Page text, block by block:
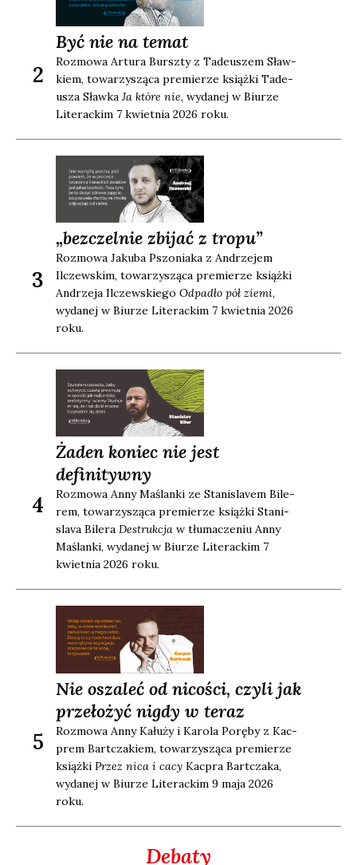
2
Być nie na temat
Roz­mo­wa Artu­ra Bursz­ty z Tade­uszem Sław­
kiem, towa­rzy­szą­ca pre­mie­rze książ­ki Tade­
usza Sław­ka Ja któ­re nie, wyda­nej w Biu­rze
Lite­rac­kim 7 kwiet­nia 2026 roku.
3
„bezczelnie zbijać z tropu”
Roz­mo­wa Jaku­ba Pszo­nia­ka z Andrze­jem
Ilczew­skim, towa­rzy­szą­ca pre­mie­rze książ­ki
Andrze­ja Ilczew­skie­go Odpa­dło pół zie­mi,
wyda­nej w Biu­rze Lite­rac­kim 7 kwiet­nia 2026
roku.
4
Żaden koniec nie jest
definitywny
Roz­mo­wa Anny Maślan­ki ze Sta­ni­sla­vem Bile­
rem, towa­rzy­szą­ca pre­mie­rze książ­ki Sta­ni­
sla­va Bile­ra Destruk­cja w tłu­ma­cze­niu Anny
Maślan­ki, wyda­nej w Biu­rze Lite­rac­kim 7
kwiet­nia 2026 roku.
5
Nie oszaleć od nicości, czyli jak
przełożyć nigdy w teraz
Roz­mo­wa Anny Kału­ży i Karo­la Porę­by z Kac­
prem Bart­cza­kiem, towa­rzy­szą­ca pre­mie­rze
książ­ki Przez nica i cacy Kac­pra Bart­cza­ka,
wyda­nej w Biu­rze Lite­rac­kim 9 maja 2026
roku.
Debaty